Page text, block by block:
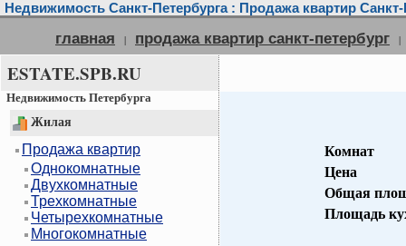
Недвижимость Санкт-Петербурга : Продажа квартир Санкт-
главная | продажа квартир санкт-петербург |
ESTATE.SPB.RU
Недвижимость Петербурга
Жилая
Продажа квартир
Однокомнатные
Двухкомнатные
Трехкомнатные
Четырехкомнатные
Многокомнатные
Комнат
Цена
Общая
Площадь